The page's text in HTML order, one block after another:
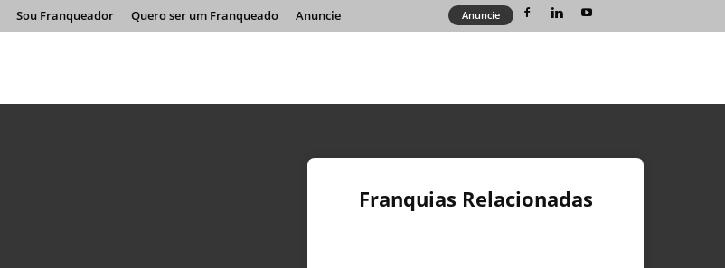
Sou Franqueador Quero ser um Franqueado Anuncie Anuncie
Franquias Relacionadas